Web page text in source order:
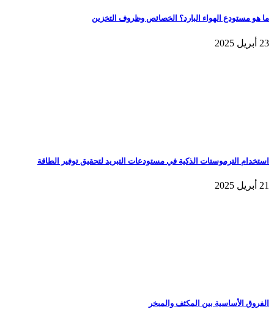
ما هو مستودع الهواء البارد؟ الخصائص وظروف التخزين
23 أبريل 2025
استخدام الترموستات الذكية في مستودعات التبريد لتحقيق توفير الطاقة
21 أبريل 2025
الفروق الأساسية بين المكثف والمبخر